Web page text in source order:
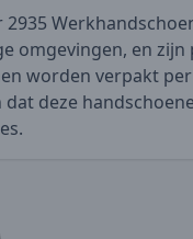
2935
omgevingen, en
worden verpakt
deze